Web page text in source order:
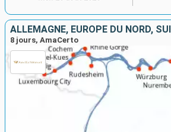
ALLEMAGNE, EUROPE DU NORD,
8 jours, AmaCerto